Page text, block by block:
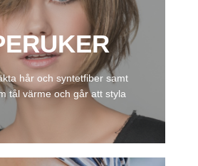
hår och syntetfiber samt
tål värme och går att styla